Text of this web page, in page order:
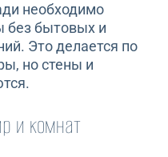
необходимо
без бытовых и
Это делается по
но стены и
и комнат